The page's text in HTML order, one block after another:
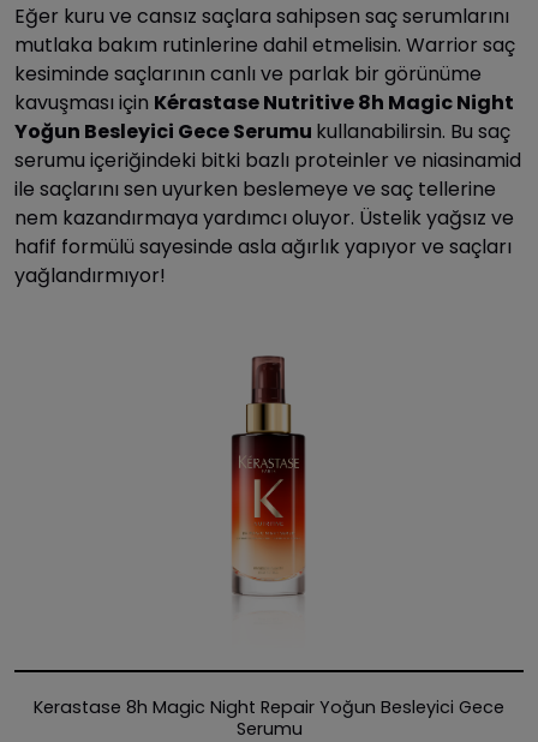
Eğer kuru ve cansız saçlara sahipsen saç serumlarını
mutlaka bakım rutinlerine dahil etmelisin. Warrior saç
kesiminde saçlarının canlı ve parlak bir görünüme
kavuşması için Kérastase Nutritive 8h Magic Night
Yoğun Besleyici Gece Serumu kullanabilirsin. Bu saç
serumu içeriğindeki bitki bazlı proteinler ve niasinamid
ile saçlarını sen uyurken beslemeye ve saç tellerine
nem kazandırmaya yardımcı oluyor. Üstelik yağsız ve
hafif formülü sayesinde asla ağırlık yapıyor ve saçları
yağlandırmıyor!
Kerastase 8h Magic Night Repair Yoğun Besleyici Gece
Serumu